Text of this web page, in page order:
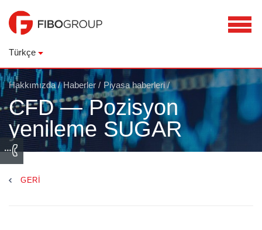
Türkçe
Hakkımızda/ Haberler / Piyasa haberleri/
CFD — Pozisyon
yenileme SUGAR
GERI